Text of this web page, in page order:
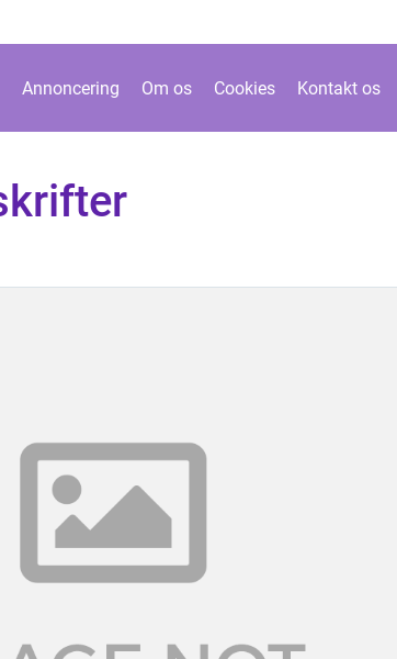
Annoncering Om os Cookies Kontakt os